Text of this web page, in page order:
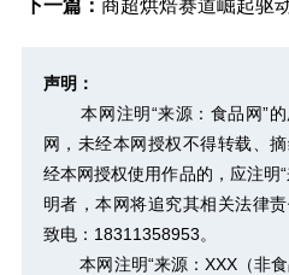
下一篇： 商超烘焙赛道崛起驱
声明：
本网注明“来源：食品网”
网，未经本网授权不得转载、
经本网授权使用作品的，应注明
明者，本网将追究其相关法律
致电：18311358953。
本网注明“来源：XXX（非